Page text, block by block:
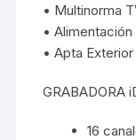
• Multinorma
• Alimentación
• Apta
GRABADORA
16